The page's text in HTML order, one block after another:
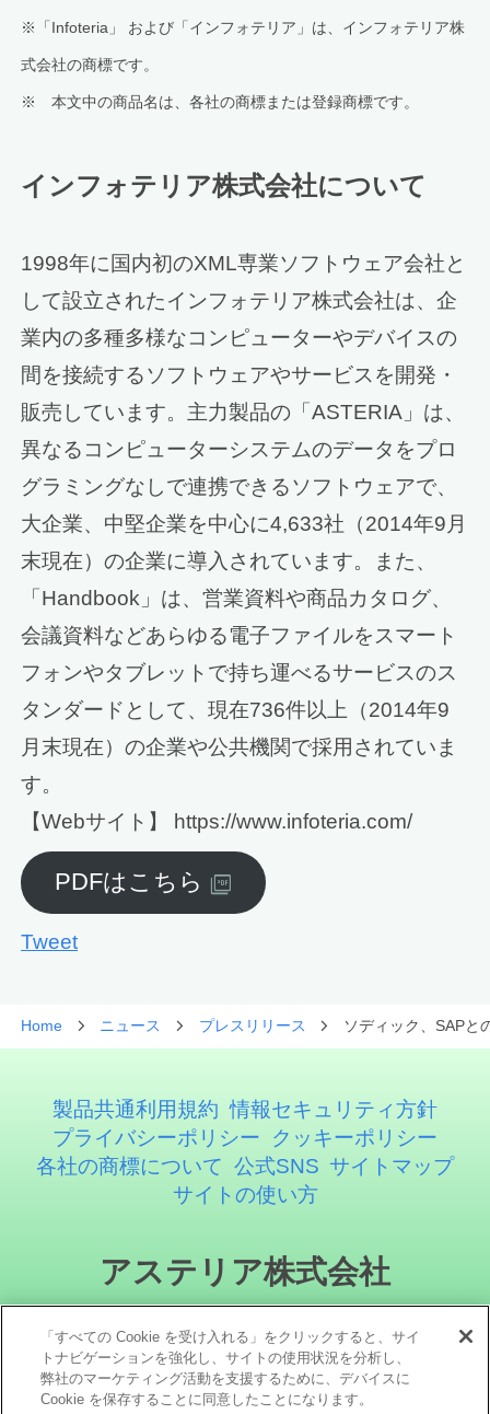
※「Infoteria」 および「インフォテリア」は、インフォテリア株
式会社の商標です。
※ 本文中の商品名は、各社の商標または登録商標です。
インフォテリア株式会社について
1998年に国内初のXML専業ソフトウェア会社と
して設立されたインフォテリア株式会社は、企
業内の多種多様なコンピューターやデバイスの
間を接続するソフトウェアやサービスを開発・
販売しています。主力製品の「ASTERIA」は、
異なるコンピューターシステムのデータをプロ
グラミングなしで連携できるソフトウェアで、
大企業、中堅企業を中心に4,633社（2014年9月
末現在）の企業に導入されています。また、
「Handbook」は、営業資料や商品カタログ、
会議資料などあらゆる電子ファイルをスマート
フォンやタブレットで持ち運べるサービスのス
タンダードとして、現在736件以上（2014年9
月末現在）の企業や公共機関で採用されていま
す。
【Webサイト】 https://www.infoteria.com/
PDFはこちら
Tweet
Home ニュース プレスリリース ソディック、SAPと
製品共通利用規約 情報セキュリティ方針
プライバシーポリシー
クッキーポリシー
各社の商標について 公式SNS サイトマップ
サイトの使い方
アステリア株式会社
「すべての Cookie を受け入れる」をクリックすると、サイ
トナビゲーションを強化し、サイトの使用状況を分析し、
弊社のマーケティング活動を支援するために、デバイスに
Cookie を保存することに同意したことになります。